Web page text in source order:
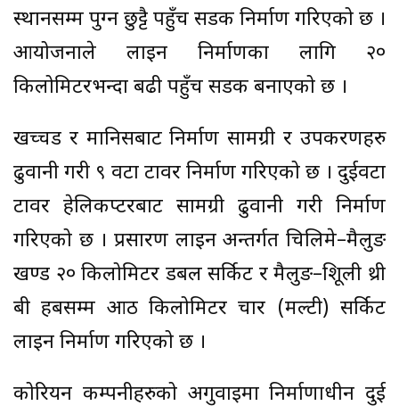
स्थानसम्म पुग्न छुट्टै पहुँच सडक निर्माण गरिएको छ ।
आयोजनाले लाइन निर्माणका लागि २०
किलोमिटरभन्दा बढी पहुँच सडक बनाएको छ ।
खच्चड र मानिसबाट निर्माण सामग्री र उपकरणहरु
ढुवानी गरी ९ वटा टावर निर्माण गरिएको छ । दुईवटा
टावर हेलिकप्टरबाट सामग्री ढुवानी गरी निर्माण
गरिएको छ । प्रसारण लाइन अन्तर्गत चिलिमे–मैलुङ
खण्ड २० किलोमिटर डबल सर्किट र मैलुङ–त्रिशूली थ्री
बी हबसम्म आठ किलोमिटर चार (मल्टी) सर्किट
लाइन निर्माण गरिएको छ ।
कोरियन कम्पनीहरुको अगुवाइमा निर्माणाधीन दुई